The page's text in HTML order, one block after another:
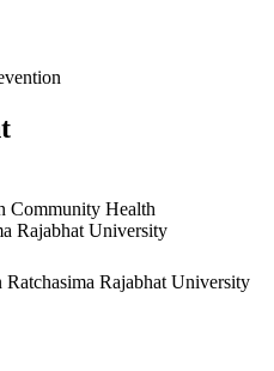
Community Health
Rajabhat University
Rajabhat University